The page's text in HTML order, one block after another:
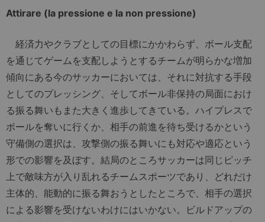
Attirare (la pressione e la non pressione)
経済力やクラブとしての目標にかかわらず、ボール支配
を通じてゲームを支配しようとするチームが明らかな増加
傾向にある今のサッカーにおいては、それに対抗する手段
としてのプレッシング、そしてボール非保持の局面におけ
る振る舞いもまた大きく進歩してきている。ハイプレスで
ボールを奪いに行くか、相手の前進を待ち受けるかという
守備側の選択は、攻撃側の振る舞いにも対応や適応という
形での影響を及ぼす。結局のところサッカーは同じピッチ
上で敵味方が入り乱れるチームスポーツであり、どれだけ
主体的、能動的に振る舞おうとしたところで、相手の選択
による影響を受けないわけにはいかない。ビルドアップの